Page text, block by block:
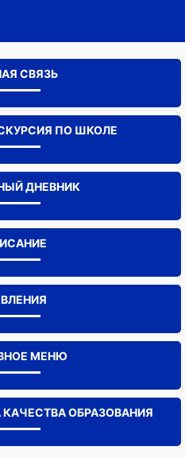
СВЯЗЬ
ПО ШКОЛЕ
ДНЕВНИК
МЕНЮ
ОБРАЗОВАНИЯ